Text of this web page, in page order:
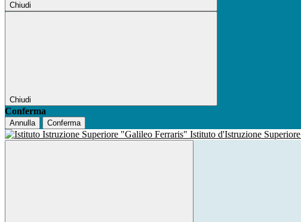
Chiudi
Chiudi
Conferma
Annulla Conferma
Istituto d'Istruzione Superiore